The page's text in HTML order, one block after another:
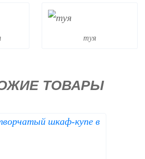
туя
ТОВАРЫ